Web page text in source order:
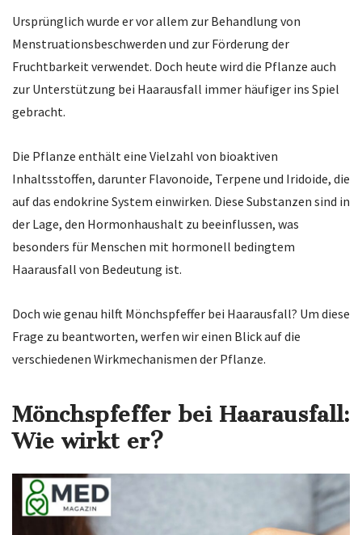
Ursprünglich wurde er vor allem zur Behandlung von
Menstruationsbeschwerden und zur Förderung der
Fruchtbarkeit verwendet. Doch heute wird die Pflanze auch
zur Unterstützung bei Haarausfall immer häufiger ins Spiel
gebracht.
Die Pflanze enthält eine Vielzahl von bioaktiven
Inhaltsstoffen, darunter Flavonoide, Terpene und Iridoide, die
auf das endokrine System einwirken. Diese Substanzen sind in
der Lage, den Hormonhaushalt zu beeinflussen, was
besonders für Menschen mit hormonell bedingtem
Haarausfall von Bedeutung ist.
Doch wie genau hilft Mönchspfeffer bei Haarausfall? Um diese
Frage zu beantworten, werfen wir einen Blick auf die
verschiedenen Wirkmechanismen der Pflanze.
Mönchspfeffer bei Haarausfall:
Wie wirkt er?